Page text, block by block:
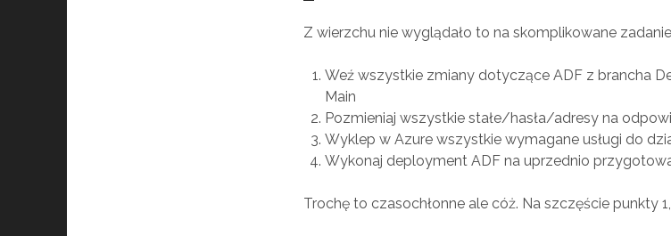
Z wierzchu nie wyglądało to na skomplikowane
Weź wszystkie zmiany dotyczące ADF z brancha
Main
Pozmieniaj wszystkie stałe/hasła/adresy na
Wyklep w Azure wszystkie wymagane usługi do
Wykonaj deployment ADF na uprzednio
Trochę to czasochłonne ale cóż. Na szczęście punkty